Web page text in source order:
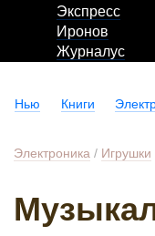
Экспресс
Иронов
Журналус
Нью Книги
Электроника / Игрушки